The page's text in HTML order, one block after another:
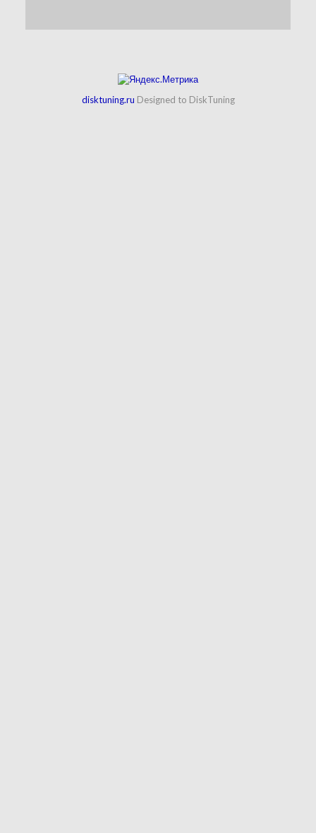
disktuning.ru Designed to DiskTuning